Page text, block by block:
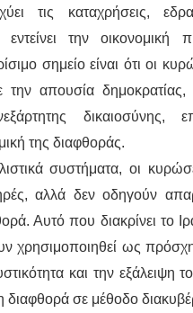
τις καταχρήσεις,
εντείνει την οικονομική
σημείο είναι ότι οι
την απουσία δημοκρατίας,
δικαιοσύνης,
της διαφθοράς.
συστήματα, οι
αλλά δεν οδηγούν
Αυτό που διακρίνει το
χρησιμοποιηθεί ως
και την εξάλειψη
διαφθορά σε μέθοδο